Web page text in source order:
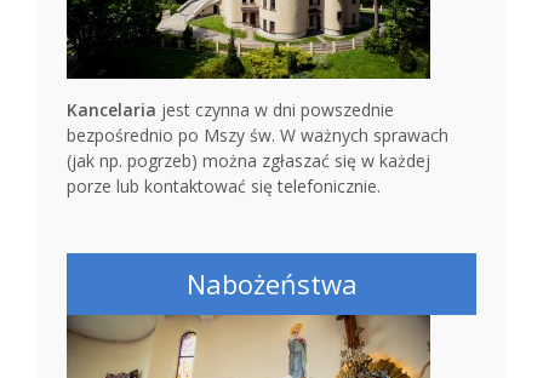
Kancelaria jest czynna w dni powszednie
bezpośrednio po Mszy św. W ważnych sprawach
(jak np. pogrzeb) można zgłaszać się w każdej
porze lub kontaktować się telefonicznie.
Nabożeństwa